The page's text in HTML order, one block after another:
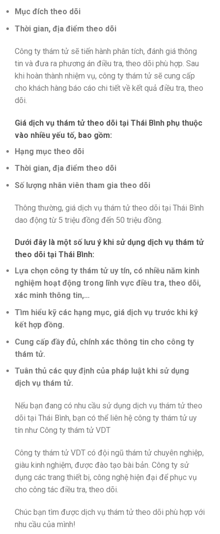
Mục đích theo dõi
Thời gian, địa điểm theo dõi
Công ty thám tử sẽ tiến hành phân tích, đánh giá thông
tin và đưa ra phương án điều tra, theo dõi phù hợp. Sau
khi hoàn thành nhiệm vụ, công ty thám tử sẽ cung cấp
cho khách hàng báo cáo chi tiết về kết quả điều tra, theo
dõi.
Giá dịch vụ thám tử theo dõi tại Thái Bình phụ thuộc
vào nhiều yếu tố, bao gồm:
Hạng mục theo dõi
Thời gian, địa điểm theo dõi
Số lượng nhân viên tham gia theo dõi
Thông thường, giá dịch vụ thám tử theo dõi tại Thái Bình
dao động từ 5 triệu đồng đến 50 triệu đồng.
Dưới đây là một số lưu ý khi sử dụng dịch vụ thám tử
theo dõi tại Thái Bình:
Lựa chọn công ty thám tử uy tín, có nhiều năm kinh
nghiệm hoạt động trong lĩnh vực điều tra, theo dõi,
xác minh thông tin,…
Tìm hiểu kỹ các hạng mục, giá dịch vụ trước khi ký
kết hợp đồng.
Cung cấp đầy đủ, chính xác thông tin cho công ty
thám tử.
Tuân thủ các quy định của pháp luật khi sử dụng
dịch vụ thám tử.
Nếu bạn đang có nhu cầu sử dụng dịch vụ thám tử theo
dõi tại Thái Bình, bạn có thể liên hệ công ty thám tử uy
tín như Công ty thám tử VDT
Công ty thám tử VDT có đội ngũ thám tử chuyên nghiệp,
giàu kinh nghiệm, được đào tạo bài bản. Công ty sử
dụng các trang thiết bị, công nghệ hiện đại để phục vụ
cho công tác điều tra, theo dõi.
Chúc bạn tìm được dịch vụ thám tử theo dõi phù hợp với
nhu cầu của mình!